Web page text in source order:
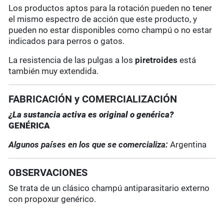
Los productos aptos para la rotación pueden no tener
el mismo espectro de acción que este producto, y
pueden no estar disponibles como champú o no estar
indicados para perros o gatos.
La resistencia de las pulgas a los piretroides está
también muy extendida.
FABRICACIÓN y COMERCIALIZACIÓN
¿La sustancia activa es original o genérica?
GENÉRICA
Algunos países en los que se comercializa:Argentina
OBSERVACIONES
Se trata de un clásico champú antiparasitario externo
con propoxur genérico.